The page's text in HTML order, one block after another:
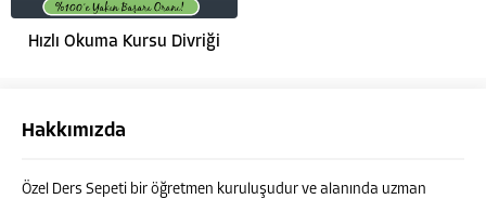
Hızlı Okuma Kursu Divriği
Hakkımızda
Özel Ders Sepeti bir öğretmen kuruluşudur ve alanında uzman